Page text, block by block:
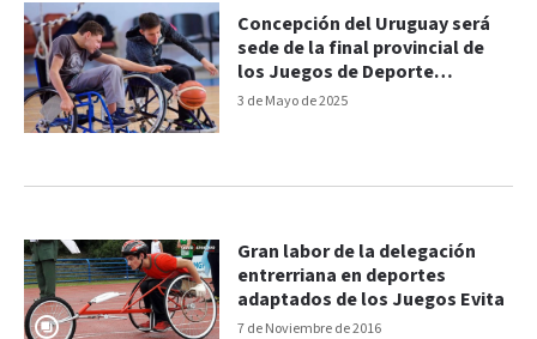
3 de Mayo de 2025
Concepción del Uruguay será
sede de la final provincial de
los Juegos de Deporte
Adaptado
7 de Noviembre de 2016
Gran labor de la delegación
entrerriana en deportes
adaptados de los Juegos Evita